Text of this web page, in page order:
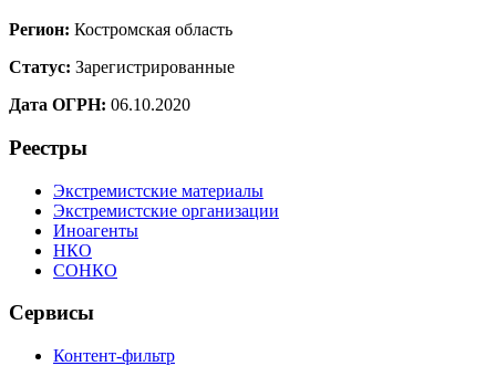
Регион: Костромская область
Статус: Зарегистрированные
Дата ОГРН: 06.10.2020
Реестры
Экстремистские материалы
Экстремистские организации
Иноагенты
НКО
СОНКО
Сервисы
Контент-фильтр